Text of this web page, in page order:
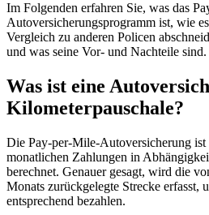
Im Folgenden erfahren Sie, was das
Autoversicherungsprogramm ist, wie
Vergleich zu anderen Policen
und was seine Vor- und Nachteile sind.
Was ist eine
Kilometerpauschale?
Die Pay-per-Mile-Autoversicherung ist
monatlichen Zahlungen in
berechnet. Genauer gesagt, wird die
Monats zurückgelegte Strecke erfasst,
entsprechend bezahlen.